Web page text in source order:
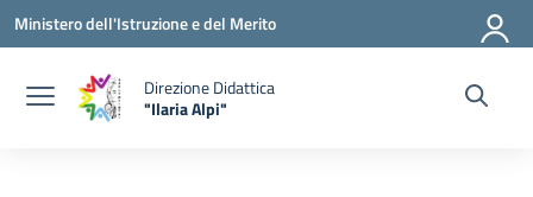
Vai ai contenuti
Vai al menu di navigazione
Vai al footer
Ministero dell'Istruzione e del Merito
Direzione Didattica
"Ilaria Alpi"